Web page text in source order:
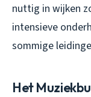
nuttig in wijken
intensieve
sommige
Het